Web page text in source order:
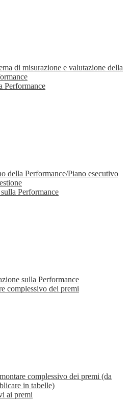
di misurazione e valutazione della
Performance
della Performance/Piano esecutivo
Performance
sulla Performance
complessivo dei premi
complessivo dei premi (da
in tabelle)
ai premi